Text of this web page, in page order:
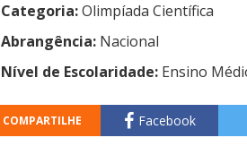
Categoria:Olimpíada Científica
Abrangência: Nacional
Nível de Escolaridade: Ensino
COMPARTILHE Facebook